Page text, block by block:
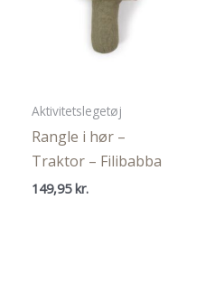
Aktivitetslegetøj
Rangle i hør –
Traktor – Filibabba
149,95kr.